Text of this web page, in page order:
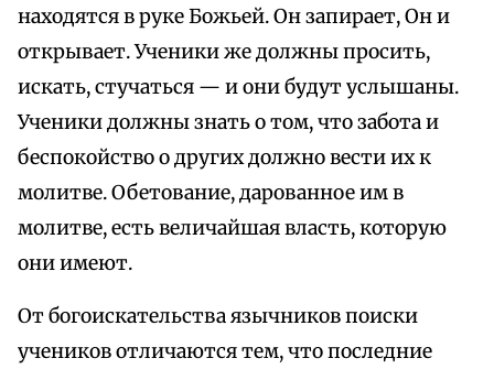
находятся в руке Божьей. Он запирает, Он и
открывает. Ученики же должны просить,
искать, стучаться — и они будут услышаны.
Ученики должны знать о том, что забота и
беспокойство о других должно вести их к
молитве. Обетование, дарованное им в
молитве, есть величайшая власть, которую
они имеют.
От богоискательства язычников поиски
учеников отличаются тем, что последние